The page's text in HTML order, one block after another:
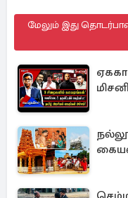
மேலும் இது